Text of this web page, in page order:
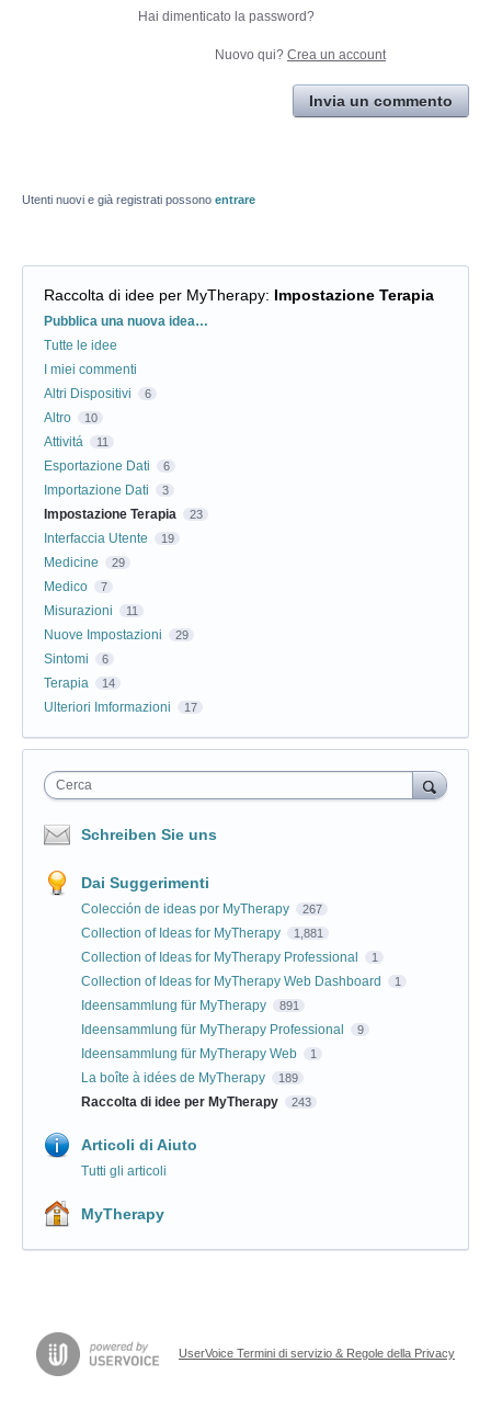
Hai dimenticato la password?
Nuovo qui? Crea un account
Invia un commento
Utenti nuovi e già registrati possono entrare
Raccolta di idee per MyTherapy: Impostazione Terapia
Categorie
Pubblica una nuova idea…
Tutte le idee
I miei commenti
Altri Dispositivi
6
Altro 10
Attivitá 11
Esportazione Dati 6
Importazione Dati 3
Impostazione Terapia 23
Interfaccia Utente 19
Medicine 29
Medico 7
Misurazioni 11
Nuove Impostazioni 29
Sintomi 6
Terapia 14
Ulteriori Imformazioni 17
Cerca
Schreiben Sie uns
Dai Suggerimenti
Colección de ideas por MyTherapy 267
Collection of Ideas for MyTherapy 1,881
Collection of Ideas for MyTherapy Professional 1
Collection of Ideas for MyTherapy Web Dashboard 1
Ideensammlung für MyTherapy 891
Ideensammlung für MyTherapy Professional 9
Ideensammlung für MyTherapy Web 1
La boîte à idées de MyTherapy 189
Raccolta di idee per MyTherapy 243
Articoli di Aiuto
Tutti gli articoli
MyTherapy
UserVoice Termini di servizio & Regole della Privacy